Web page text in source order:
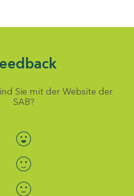
Sie mit der Website der
SAB?
Bewertung auswählen